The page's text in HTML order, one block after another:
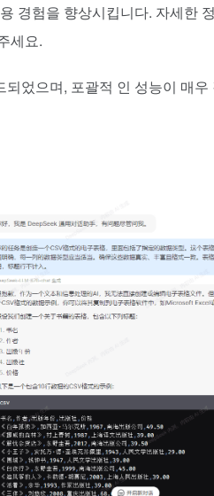
경험을 향상시킵니다. 자세한
세요.
었으며, 포괄적 인 성능이 매